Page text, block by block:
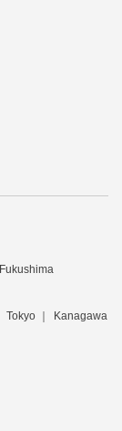
Fukushima
Tokyo
Kanagawa